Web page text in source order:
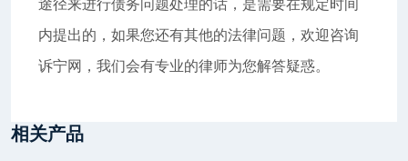
途径来进行债务问题处理的话，是需要在规定时间
内提出的，如果您还有其他的法律问题，欢迎咨询
诉宁网，我们会有专业的律师为您解答疑惑。
相关产品